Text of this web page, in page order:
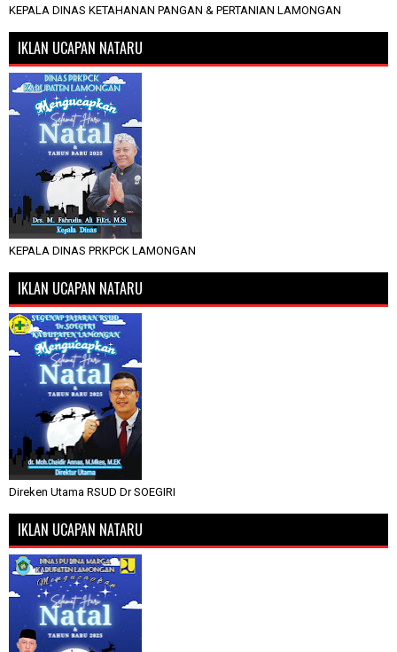
KEPALA DINAS KETAHANAN PANGAN & PERTANIAN LAMONGAN
IKLAN UCAPAN NATARU
KEPALA DINAS PRKPCK LAMONGAN
IKLAN UCAPAN NATARU
Direken Utama RSUD Dr SOEGIRI
IKLAN UCAPAN NATARU